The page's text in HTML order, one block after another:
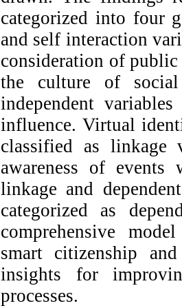
categorized into four
and self interaction
consideration of
the culture of
independent
influence. Virtual
classified as linkage
awareness of events
linkage and
categorized as
comprehensive
smart citizenship
insights for
processes.